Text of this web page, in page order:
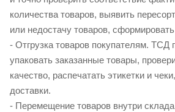
количества товаров, выявить
или недостачу товаров,
- Отгрузка товаров покупателям. ТСД
упаковать заказанные товары,
качество, распечатать этикетки и
доставки.
- Перемещение товаров внутри